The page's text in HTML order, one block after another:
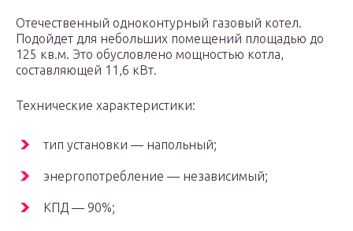
Отечественный одноконтурный газовый котел.
Подойдет для небольших помещений площадью до
125 кв.м. Это обусловлено мощностью котла,
составляющей 11,6 кВт.
Технические характеристики:
тип установки — напольный;
энергопотребление — независимый;
КПД — 90%;